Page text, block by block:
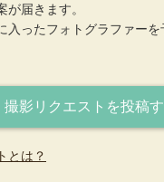
が届きます。
入ったフォトグラファー
撮影リクエストを投稿
とは？